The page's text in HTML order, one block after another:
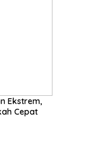
Ekstrem,
Cepat